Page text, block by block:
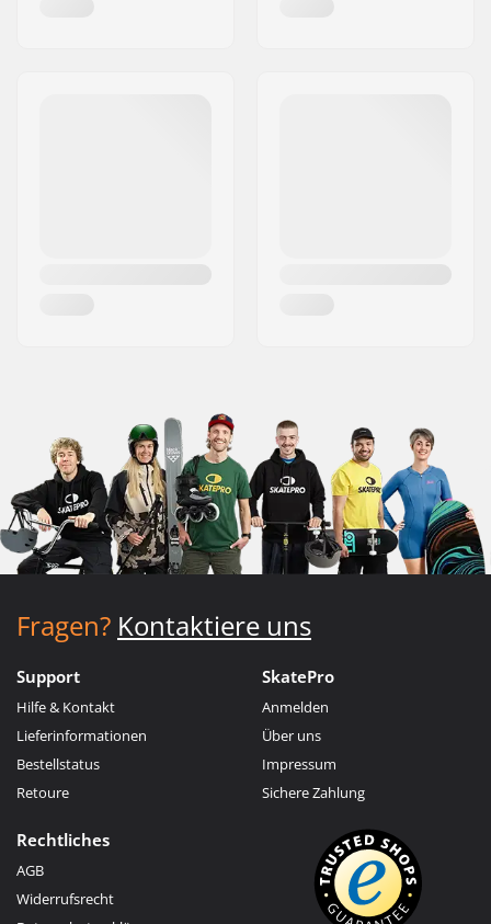
Fragen? Kontaktiere uns
Support
Hilfe & Kontakt
Lieferinformationen
Bestellstatus
Retoure
SkatePro
Anmelden
Über uns
Impressum
Sichere Zahlung
Rechtliches
AGB
Widerrufsrecht